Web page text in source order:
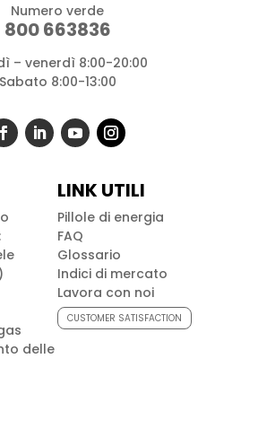
Numero verde
800 663836
– venerdì 8:00-20:00
Sabato 8:00-13:00
delle
LINK UTILI
Pillole di energia
FAQ
Glossario
Indici di mercato
Lavora con noi
CUSTOMER SATISFACTION